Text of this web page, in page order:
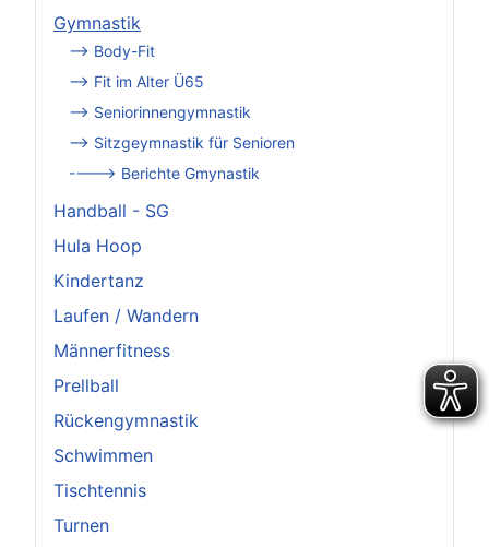
Gymnastik
--> Body-Fit
--> Fit im Alter Ü65
--> Seniorinnengymnastik
--> Sitzgeymnastik für Senioren
----> Berichte Gmynastik
Handball - SG
Hula Hoop
Kindertanz
Laufen / Wandern
Männerfitness
Prellball
Rückengymnastik
Schwimmen
Tischtennis
Turnen